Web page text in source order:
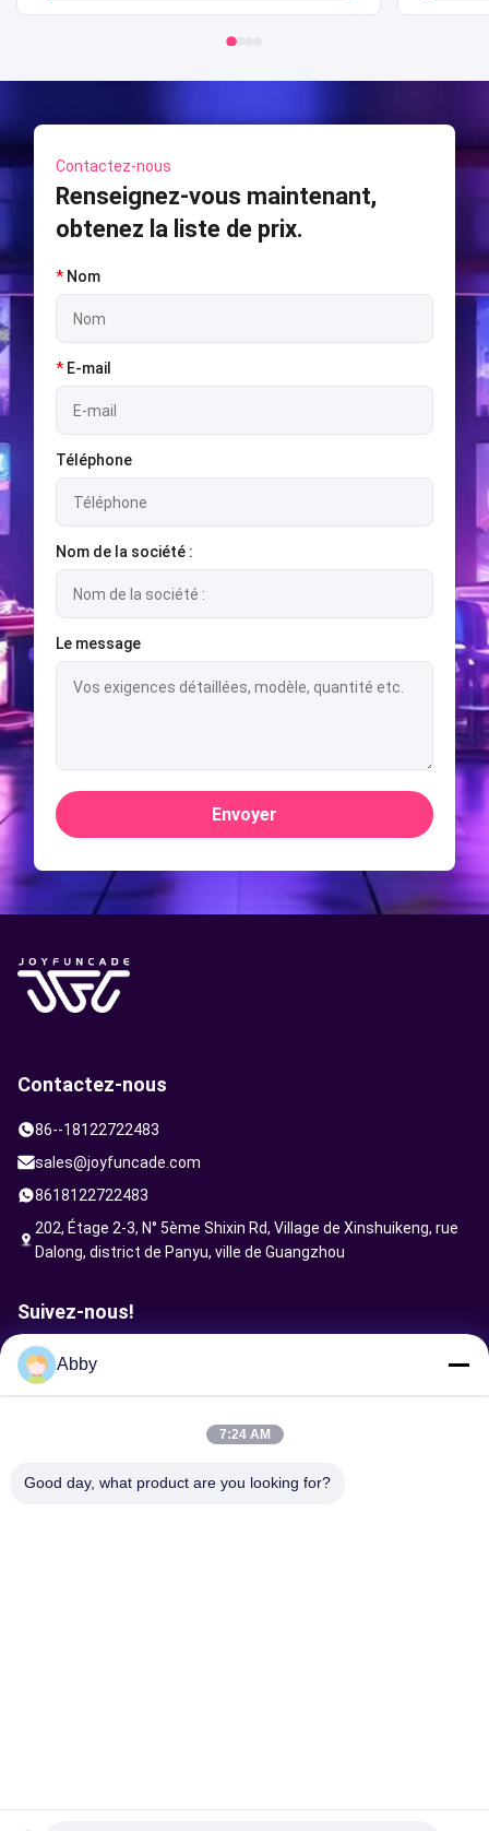
pour centre commercial
Contactez-nous
Renseignez-vous maintenant,
obtenez la liste de prix.
* Nom
* E-mail
Téléphone
Nom de la société :
Le message
Envoyer
Contactez-nous
86--18122722483
sales@joyfuncade.com
8618122722483
202, Étage 2-3, N° 5ème Shixin Rd, Village de Xinshuikeng, rue
Dalong, district de Panyu, ville de Guangzhou
Suivez-nous!
Abby
7:24 AM
Good day, what product are you looking for?